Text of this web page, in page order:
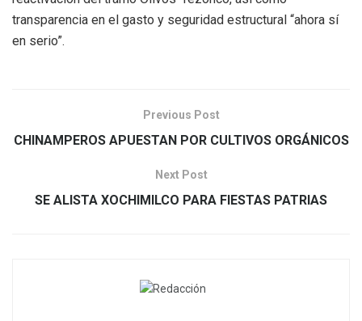
transparencia en el gasto y seguridad estructural “ahora sí
en serio”.
Previous Post
CHINAMPEROS APUESTAN POR CULTIVOS ORGÁNICOS
Next Post
SE ALISTA XOCHIMILCO PARA FIESTAS PATRIAS